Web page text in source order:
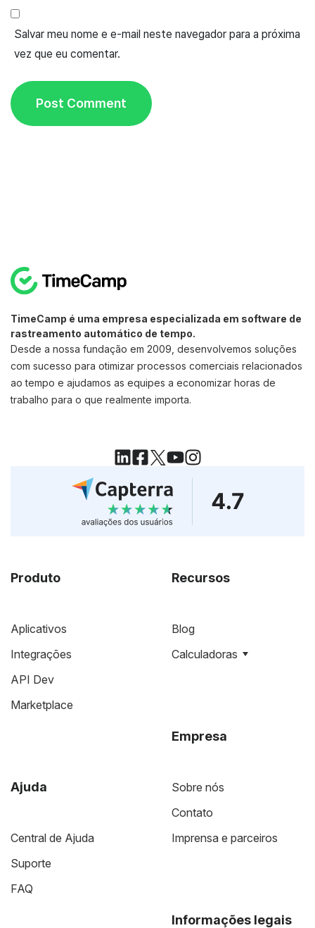
Salvar meu nome e e-mail neste navegador para a próxima
vez que eu comentar.
TimeCamp é uma empresa especializada em software de
rastreamento automático de tempo.
Desde a nossa fundação em 2009, desenvolvemos soluções
com sucesso para otimizar processos comerciais relacionados
ao tempo e ajudamos as equipes a economizar horas de
trabalho para o que realmente importa.
Produto
Aplicativos
Integrações
API Dev
Marketplace
Ajuda
Central de Ajuda
Suporte
FAQ
Recursos
Blog
Calculadoras
Empresa
Sobre nós
Contato
Imprensa e parceiros
Informações legais